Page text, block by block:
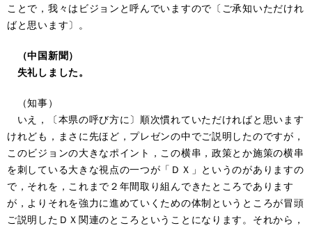
ことで，我々はビジョンと呼んでいますので〔ご承知いただけれ
ばと思います〕。
（中国新聞）
失礼しました。
（知事）
いえ，〔本県の呼び方に〕順次慣れていただければと思います
けれども，まさに先ほど，プレゼンの中でご説明したのですが，
このビジョンの大きなポイント，この横串，政策とか施策の横串
を刺している大きな視点の一つが「ＤＸ」というのがありますの
で，それを，これまで２年間取り組んできたところであります
が，よりそれを強力に進めていくための体制というところが冒頭
ご説明したＤＸ関連のところということになります。それから，